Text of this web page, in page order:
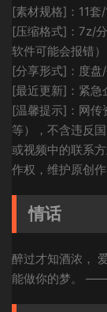
[素材规格]：11套
[压缩格式]：7z/
软件可能会报错）
[分享形式]：度盘
[最近更新]：紧
[温馨提示]：网传
等），不含违反
或视频中的联系
作权，维护原创
情话
醉过才知酒浓，
能做你的梦。